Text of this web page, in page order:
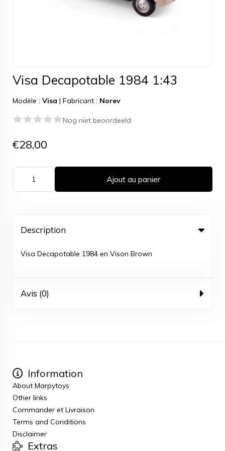
Visa Decapotable 1984 1:43
Modèle : Visa | Fabricant : Norev
Nog niet beoordeeld
€28,00
Ajout au panier
Description
Visa Decapotable 1984 en Vison Brown
Avis (0)
Information
About Marpytoys
Other links
Commander et Livraison
Terms and Conditions
Disclaimer
Extras